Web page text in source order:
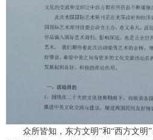
众所皆知，东方文明”和“西方文明